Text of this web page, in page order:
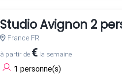
Studio Avignon 2
France FR
à partir de €la semaine
1 personne(s)